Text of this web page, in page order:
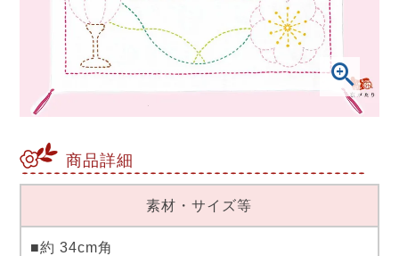
商品詳細
素材・サイズ等
■約 34cm角